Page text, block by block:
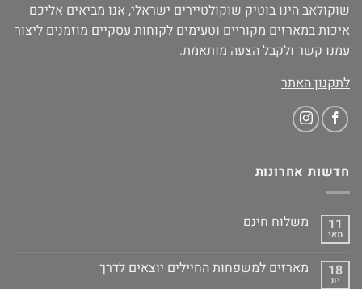
שוקולאב הינו בוטיק שוקולטיירים ישראלי, אנו מביאים אליכם
איכות במארזים מקוריים וטעימים לקוחות עסקיים מוזמנים ליצור
עמנו קשר ולקבל הצעה מותאמת.
לתקנון האתר
חדשות אחרונות
11
מאי
משלוח חינם
18
יונ
מארזים למשפחות החיילים יוצאים לדרך